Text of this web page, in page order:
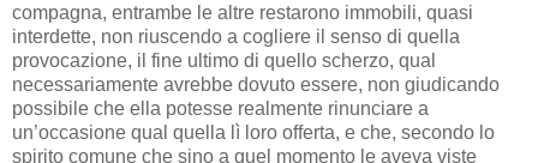
compagna, entrambe le altre restarono immobili, quasi
interdette, non riuscendo a cogliere il senso di quella
provocazione, il fine ultimo di quello scherzo, qual
necessariamente avrebbe dovuto essere, non giudicando
possibile che ella potesse realmente rinunciare a
un’occasione qual quella lì loro offerta, e che, secondo lo
spirito comune che sino a quel momento le aveva viste